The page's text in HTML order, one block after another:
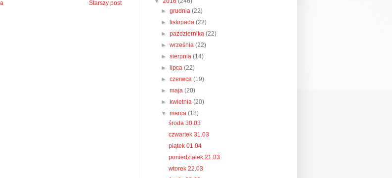
Starszy post
►grudnia(22)
►
listopada(22)
►października(22)
►września(22)
►sierpnia(14)
►
lipca(22)
►czerwca(19)
►maja(20)
►
kwietnia(20)
▼marca(18)
środa 30.03
czwartek 31.03
piątek 01.04
poniedziałek 21.03
wtorek 22.03